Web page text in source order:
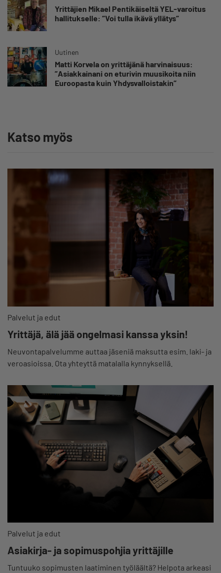
Yrittäjien Mikael Pentikäiseltä YEL-varoitus
hallitukselle: ”Voi tulla ikävä yllätys”
Uutinen
Matti Korvela on yrittäjänä harvinaisuus:
”Asiakkainani on eturivin muusikoita niin
Euroopasta kuin Yhdysvalloistakin”
Katso myös
Palvelut ja edut
Yrittäjä, älä jää ongelmasi kanssa yksin!
Neuvontapalvelumme auttaa jäseniä maksutta esim. laki- ja
veroasioissa. Ota yhteyttä matalalla kynnyksellä.
Palvelut ja edut
Asiakirja- ja sopimuspohjia yrittäjille
Tuntuuko sopimusten laatiminen työläältä? Helpota arkeasi